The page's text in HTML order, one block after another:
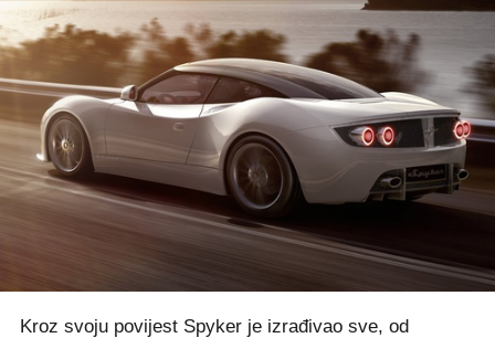
Kroz svoju povijest Spyker je izrađivao sve, od